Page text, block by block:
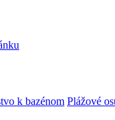
k bazénom Plážové